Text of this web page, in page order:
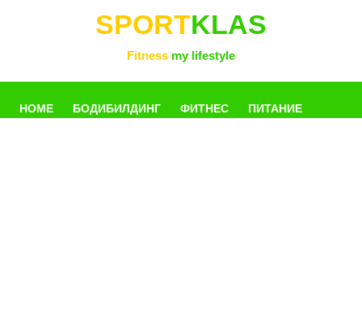
SPORTKLAS
Fitness my lifestyle
HOME БОДИБИЛДИНГ ФИТНЕС ПИТАНИЕ